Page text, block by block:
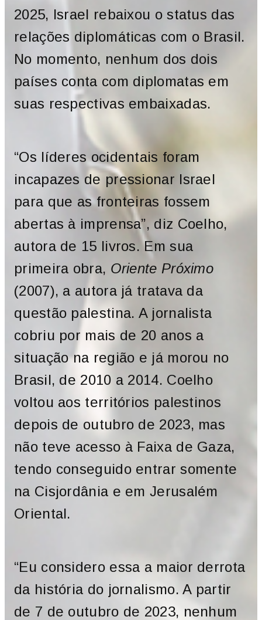
2025, Israel rebaixou o status das
relações diplomáticas com o Brasil.
No momento, nenhum dos dois
países conta com diplomatas em
suas respectivas embaixadas.
“Os líderes ocidentais foram
incapazes de pressionar Israel
para que as fronteiras fossem
abertas à imprensa”, diz Coelho,
autora de 15 livros. Em sua
primeira obra, Oriente Próximo
(2007), a autora já tratava da
questão palestina. A jornalista
cobriu por mais de 20 anos a
situação na região e já morou no
Brasil, de 2010 a 2014. Coelho
voltou aos territórios palestinos
depois de outubro de 2023, mas
não teve acesso à Faixa de Gaza,
tendo conseguido entrar somente
na Cisjordânia e em Jerusalém
Oriental.
“Eu considero essa a maior derrota
da história do jornalismo. A partir
de 7 de outubro de 2023, nenhum